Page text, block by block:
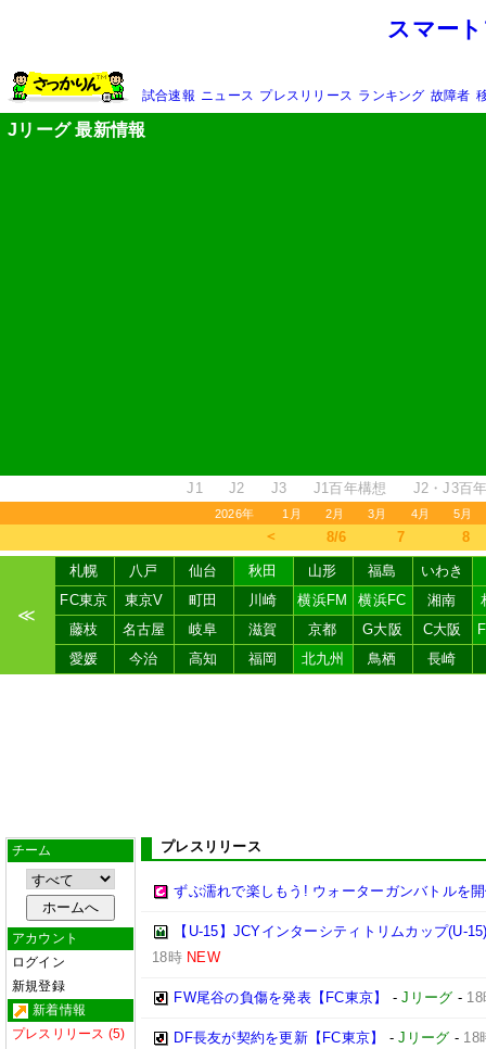
スマー
試合速報 ニュース プレスリリース ランキング 故障者
Jリーグ 最新情報
J1 J2 J3 J1百年構想 J2・J3百
2026年 1月 2月 3月 4月 5月
＜ 8/6 7 8
≪
札幌 八戸 仙台 秋田 山形 福島
いわき
FC東京
東京V 町田 川崎 横浜FM 横浜FC 湘南
藤枝
名古屋 岐阜 滋賀 京都 G大阪 C大阪
愛媛
今治 高知 福岡 北九州 鳥栖 長崎
チーム
アカウント
ログイン
新規登録
新着情報
プレスリリース (5)
プレスリリース
ずぶ濡れで楽しもう! ウォーターガンバトルを
【U-15】JCYインターシティトリムカップ(U-
18時 NEW
FW尾谷の負傷を発表【FC東京】 -Jリーグ - 18
DF長友が契約を更新【FC東京】 -Jリーグ - 18